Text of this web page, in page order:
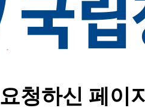
요청하신 페이